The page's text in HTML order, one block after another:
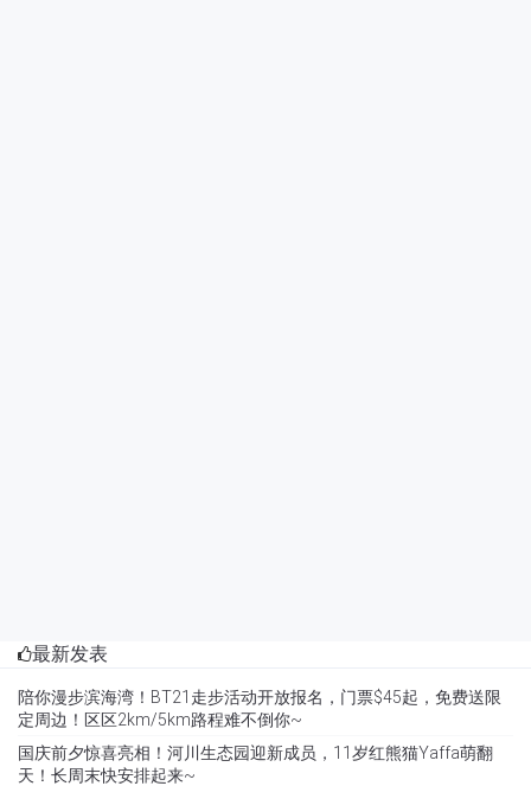
最新发表
陪你漫步滨海湾！BT21走步活动开放报名，门票$45起，免费送限
定周边！区区2km/5km路程难不倒你~
国庆前夕惊喜亮相！河川生态园迎新成员，11岁红熊猫Yaffa萌翻
天！长周末快安排起来~